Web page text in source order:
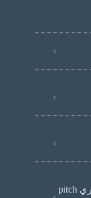
خدمة إعداد العرض (الملف) الاستثماري pitch